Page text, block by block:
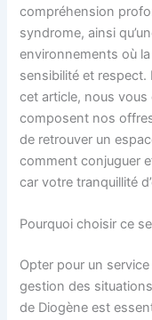
compréhension
syndrome, ainsi
environnements où
sensibilité et respect.
cet article, nous
composent nos
de retrouver un
comment conjuguer
car votre tranquillité
Pourquoi choisir ce
Opter pour un
gestion des
de Diogène est